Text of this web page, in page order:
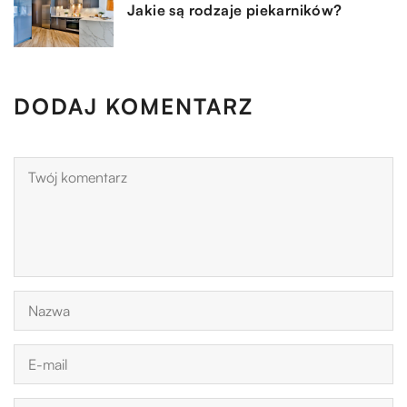
Jakie są rodzaje piekarników?
DODAJ KOMENTARZ